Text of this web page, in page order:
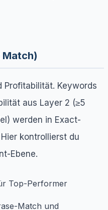
Profitabilität. Keywords
aus Layer 2 (≥5
werden in Exact-
kontrollierst du
Ebene.
Top-Performer
Match und